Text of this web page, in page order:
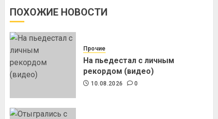
ПОХОЖИЕ НОВОСТИ
Прочие
На пьедестал с личным
рекордом (видео)
10.08.2026 0